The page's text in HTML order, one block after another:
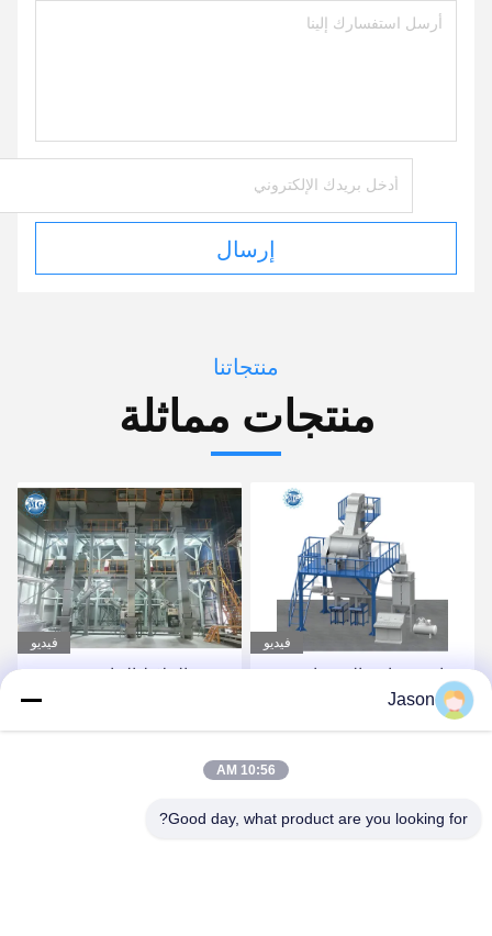
إرسال
منتجاتنا
منتجات مماثلة
فيديو
صناعة صناعة الصمغات
احصل على أفضل سعر
فيديو
مصنع الملاط الجاف
لاصق البلاط والجص
احصل على أفضل سعر
Jason
10:56 AM
Good day, what product are you looking for?